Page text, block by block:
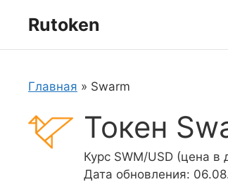
Rutoken
Главная » Swarm
Токен
Курс SWM/USD (цена
Дата обновления: